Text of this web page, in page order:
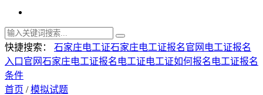
快捷搜索： 石家庄电工证石家庄电工证报名官网 电工证报名
入口官网石家庄电工证报名 电工证电工证如何报名 电工证报名
条件
首页 /模拟试题